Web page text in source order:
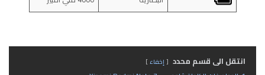
انتقل الى قسم محدد إخفاء